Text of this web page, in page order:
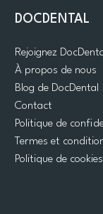
DOCDENTAL
Rejoignez
À propos de nous
Blog de DocDental
Contact
Politique de
Termes et
Politique de cookies